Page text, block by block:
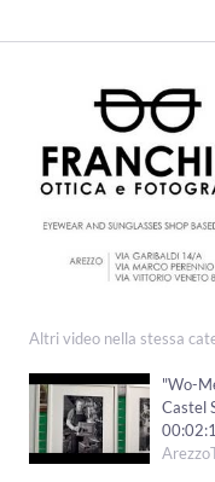
Altri video nella stessa
"Wo-
Castel